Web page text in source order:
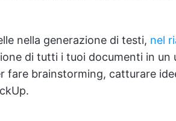
nella generazione di testi, nel
di tutti i tuoi documenti in un
fare brainstorming, catturare